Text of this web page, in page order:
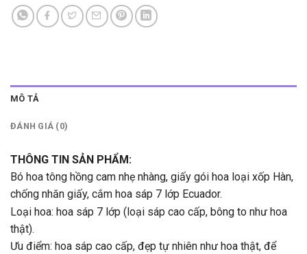
MÔ TẢ
ĐÁNH GIÁ (0)
THÔNG TIN SẢN PHẨM:
Bó hoa tông hồng cam nhẹ nhàng, giấy gói hoa loại xốp Hàn,
chống nhăn giấy, cắm hoa sáp 7 lớp Ecuador.
Loại hoa: hoa sáp 7 lớp (loại sáp cao cấp, bông to như hoa
thật).
Ưu điểm: hoa sáp cao cấp, đẹp tự nhiên như hoa thật, để